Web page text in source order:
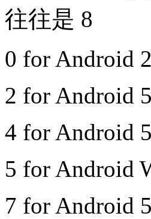
往往是 8
0 for Android
2 for Android
4 for Android
5 for Android
7 for Android